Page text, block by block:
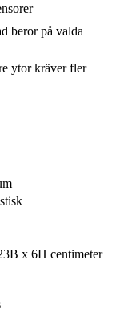
beror på valda
ytor kräver fler
x 6H centimeter